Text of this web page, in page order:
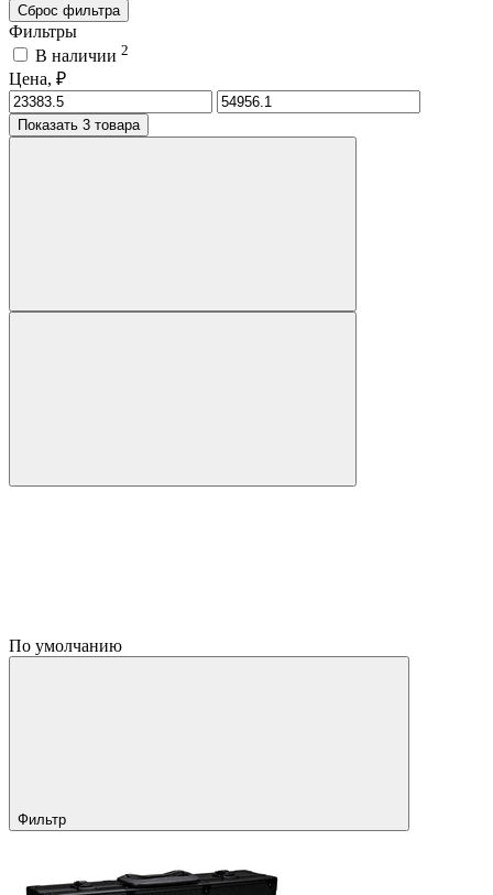
Сброс фильтра
Фильтры
В наличии 2
Цена, ₽
Показать 3 товара
По умолчанию
Фильтр